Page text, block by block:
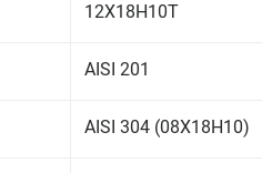
12Х18Н10Т
AISI 201
AISI 304 (08Х18Н10)